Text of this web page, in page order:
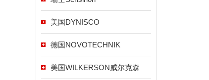
美国DYNISCO
德国NOVOTECHNIK
美国WILKERSON威尔克森